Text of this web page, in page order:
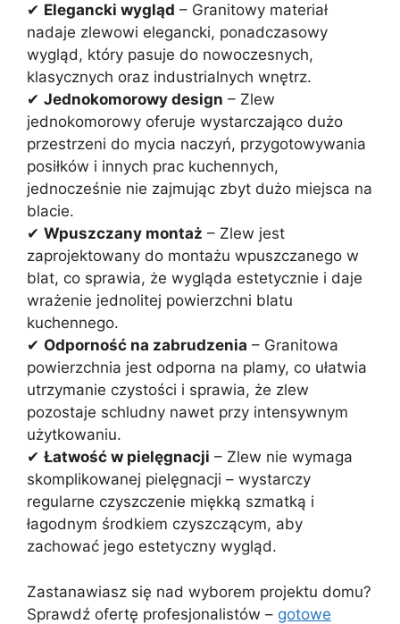
✔ Elegancki wygląd – Granitowy materiał
nadaje zlewowi elegancki, ponadczasowy
wygląd, który pasuje do nowoczesnych,
klasycznych oraz industrialnych wnętrz.
✔ Jednokomorowy design – Zlew
jednokomorowy oferuje wystarczająco dużo
przestrzeni do mycia naczyń, przygotowywania
posiłków i innych prac kuchennych,
jednocześnie nie zajmując zbyt dużo miejsca na
blacie.
✔ Wpuszczany montaż – Zlew jest
zaprojektowany do montażu wpuszczanego w
blat, co sprawia, że wygląda estetycznie i daje
wrażenie jednolitej powierzchni blatu
kuchennego.
✔ Odporność na zabrudzenia – Granitowa
powierzchnia jest odporna na plamy, co ułatwia
utrzymanie czystości i sprawia, że zlew
pozostaje schludny nawet przy intensywnym
użytkowaniu.
✔ Łatwość w pielęgnacji – Zlew nie wymaga
skomplikowanej pielęgnacji – wystarczy
regularne czyszczenie miękką szmatką i
łagodnym środkiem czyszczącym, aby
zachować jego estetyczny wygląd.
Zastanawiasz się nad wyborem projektu domu?
Sprawdź ofertę profesjonalistów – gotowe